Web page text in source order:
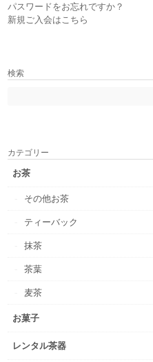
パスワードをお忘れですか？
新規ご入会はこちら
検索
カテゴリー
お茶
その他お茶
ティーバック
抹茶
茶葉
麦茶
お菓子
レンタル茶器